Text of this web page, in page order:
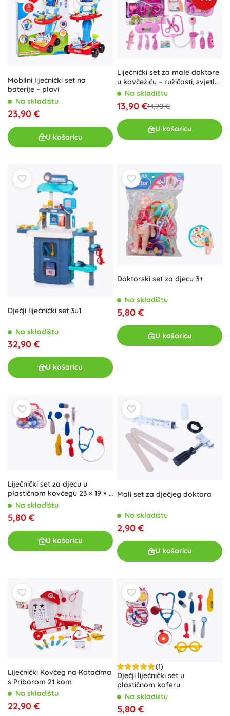
Mobilni liječnički set na
baterije – plavi
Na skladištu
23,90 €
U košaricu
Liječnički set za male doktore
u kovčežiću – ružičasti, svjetla
i zvukovi
Na skladištu
13,90 €14,90 €
U košaricu
Dječji liječnički set 3u1
Na skladištu
32,90 €
U košaricu
Doktorski set za djecu 3+
Na skladištu
5,80 €
U košaricu
Liječnički set za djecu u
plastičnom kovčegu 23 × 19 × 6
cmNa skladištu
5,80 €
U košaricu
Mali set za dječjeg doktora
Na skladištu
2,90 €
U košaricu
Liječnički Kovčeg na Kotačima
s Priborom 21 kom
Na skladištu
22,90 €
(1)
Dječji liječnički set u
plastičnom koferu
Na skladištu
5,80 €